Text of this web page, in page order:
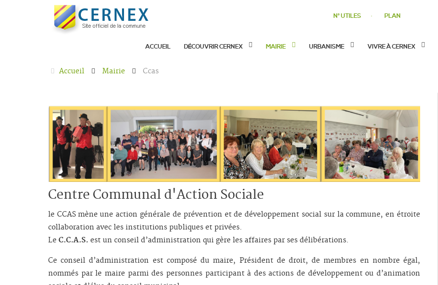
N° UTILES PLAN
ACCUEIL DÉCOUVRIR CERNEX MAIRIE URBANISME VIVRE À CERNEX
Accueil Mairie Ccas
Centre Communal d'Action Sociale
le CCAS mène une action générale de prévention et de développement social sur la commune, en étroite
collaboration avec les institutions publiques et privées.
Le C.C.A.S. est un conseil d’administration qui gère les affaires par ses délibérations.
Ce conseil d’administration est composé du maire, Président de droit, de membres en nombre égal,
nommés par le maire parmi des personnes participant à des actions de développement ou d’animation